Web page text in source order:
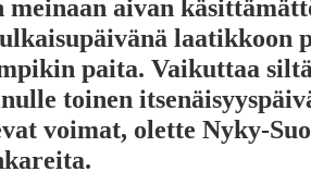
meinaan aivan
laatikkoon
paita. Vaikuttaa
toinen
voimat, olette Nyky-